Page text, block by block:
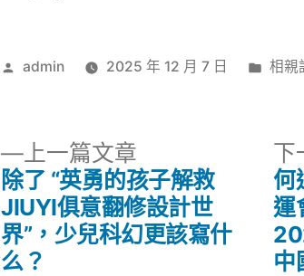
作
admin 2025 年 12 月 7 日
分
相親
上一篇文章
一
篇
文
除了 “英勇的孩子解救
JIUYI俱意翻修設計世
界”，少兒科幻更該寫什
么？
下
何
運
中